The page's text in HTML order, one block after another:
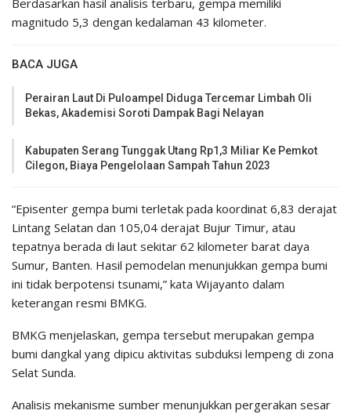
magnitudo 5,3 dengan kedalaman 43 kilometer.
BACA JUGA
Perairan Laut Di Puloampel Diduga Tercemar Limbah Oli
Bekas, Akademisi Soroti Dampak Bagi Nelayan
Kabupaten Serang Tunggak Utang Rp1,3 Miliar Ke Pemkot
Cilegon, Biaya Pengelolaan Sampah Tahun 2023
“Episenter gempa bumi terletak pada koordinat 6,83 derajat
Lintang Selatan dan 105,04 derajat Bujur Timur, atau
tepatnya berada di laut sekitar 62 kilometer barat daya
Sumur, Banten. Hasil pemodelan menunjukkan gempa bumi
ini tidak berpotensi tsunami,” kata Wijayanto dalam
keterangan resmi BMKG.
BMKG menjelaskan, gempa tersebut merupakan gempa
bumi dangkal yang dipicu aktivitas subduksi lempeng di zona
Selat Sunda.
Analisis mekanisme sumber menunjukkan pergerakan sesar